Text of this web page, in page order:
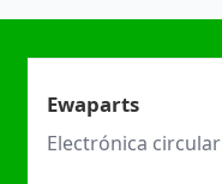
Ewaparts
Electrónica circular